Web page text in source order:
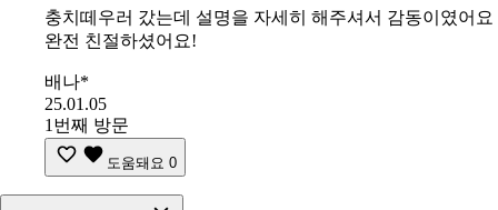
충치떼우러 갔는데 설명을 자세히 해주셔서 감동이였어요
완전 친절하셨어요!
배나*
25.01.05
1번째 방문
도움돼요 0